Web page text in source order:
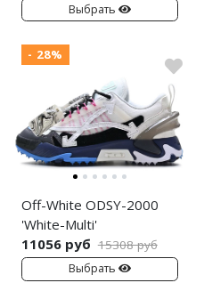
Выбрать
- 28%
Off-White ODSY-2000
'White-Multi'
11056 руб 15308 руб
Выбрать